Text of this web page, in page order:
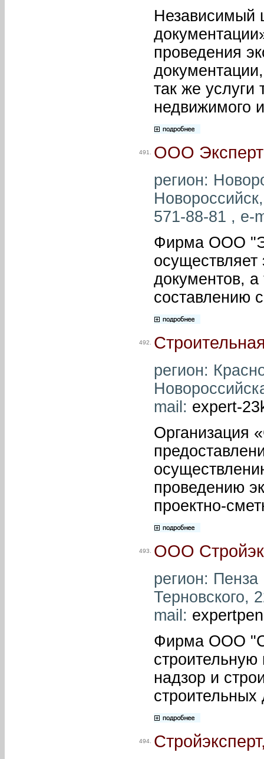
Независимый
проведения
так же услуги
недвижимого
491. ООО
регион:
571-88-81 , e-
Фирма ООО
осуществляет
документов, а
составлению
492.
регион:
mail: expert-
Организация
проведению
проектно-
493. ООО
регион:
Терновского,
mail:
Фирма ООО
строительную
надзор и
494.